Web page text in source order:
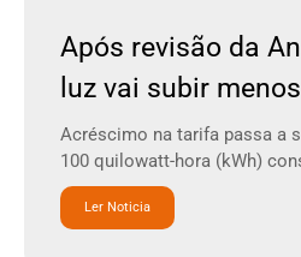
Após revisão da
luz vai subir
Acréscimo na tarifa passa a
100 quilowatt-hora (kWh)
Ler Noticia